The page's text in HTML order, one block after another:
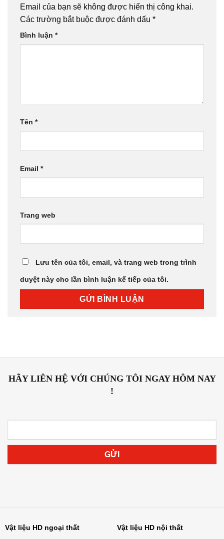
Email của bạn sẽ không được hiển thị công khai.
Các trường bắt buộc được đánh dấu *
Bình luận *
Tên *
Email *
Trang web
Lưu tên của tôi, email, và trang web trong trình
duyệt này cho lần bình luận kế tiếp của tôi.
HÃY LIÊN HỆ VỚI CHÚNG TÔI NGAY HÔM NAY
!
Vật liệu HD ngoại thất Vật liệu HD nội thất